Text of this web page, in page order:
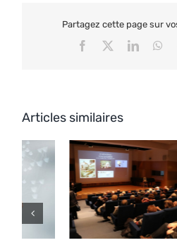
Partagez cette page sur
Facebook
Articles similaires